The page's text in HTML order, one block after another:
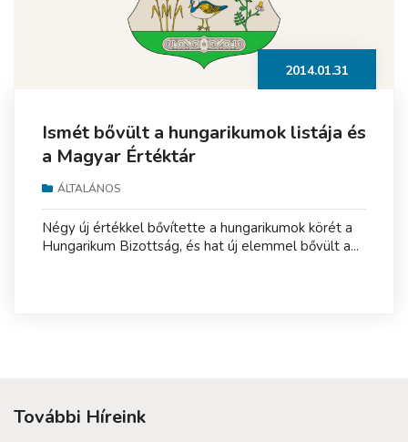
2014.01.31
Ismét bővült a hungarikumok listája és
a Magyar Értéktár
ÁLTALÁNOS
Négy új értékkel bővítette a hungarikumok körét a
Hungarikum Bizottság, és hat új elemmel bővült a...
További Híreink